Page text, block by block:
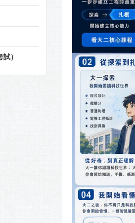
）